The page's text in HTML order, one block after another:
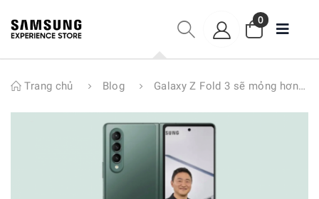
0
Trang chủ Blog Galaxy Z Fold 3 sẽ mỏng hơn người tiền nhiệm Galaxy Z Fold 2